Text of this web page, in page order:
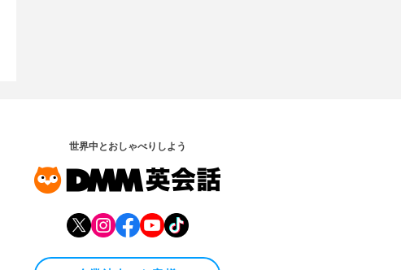
世界中とおしゃべりしよう